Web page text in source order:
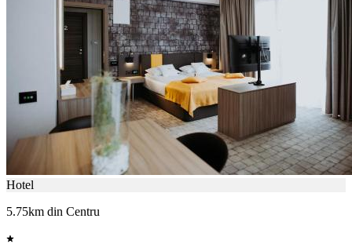
Hotel
5.75km din Centru